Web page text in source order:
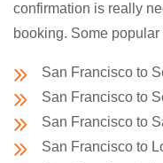
confirmation is really
booking. Some popular
San Francisco to
San Francisco to
San Francisco to
San Francisco to